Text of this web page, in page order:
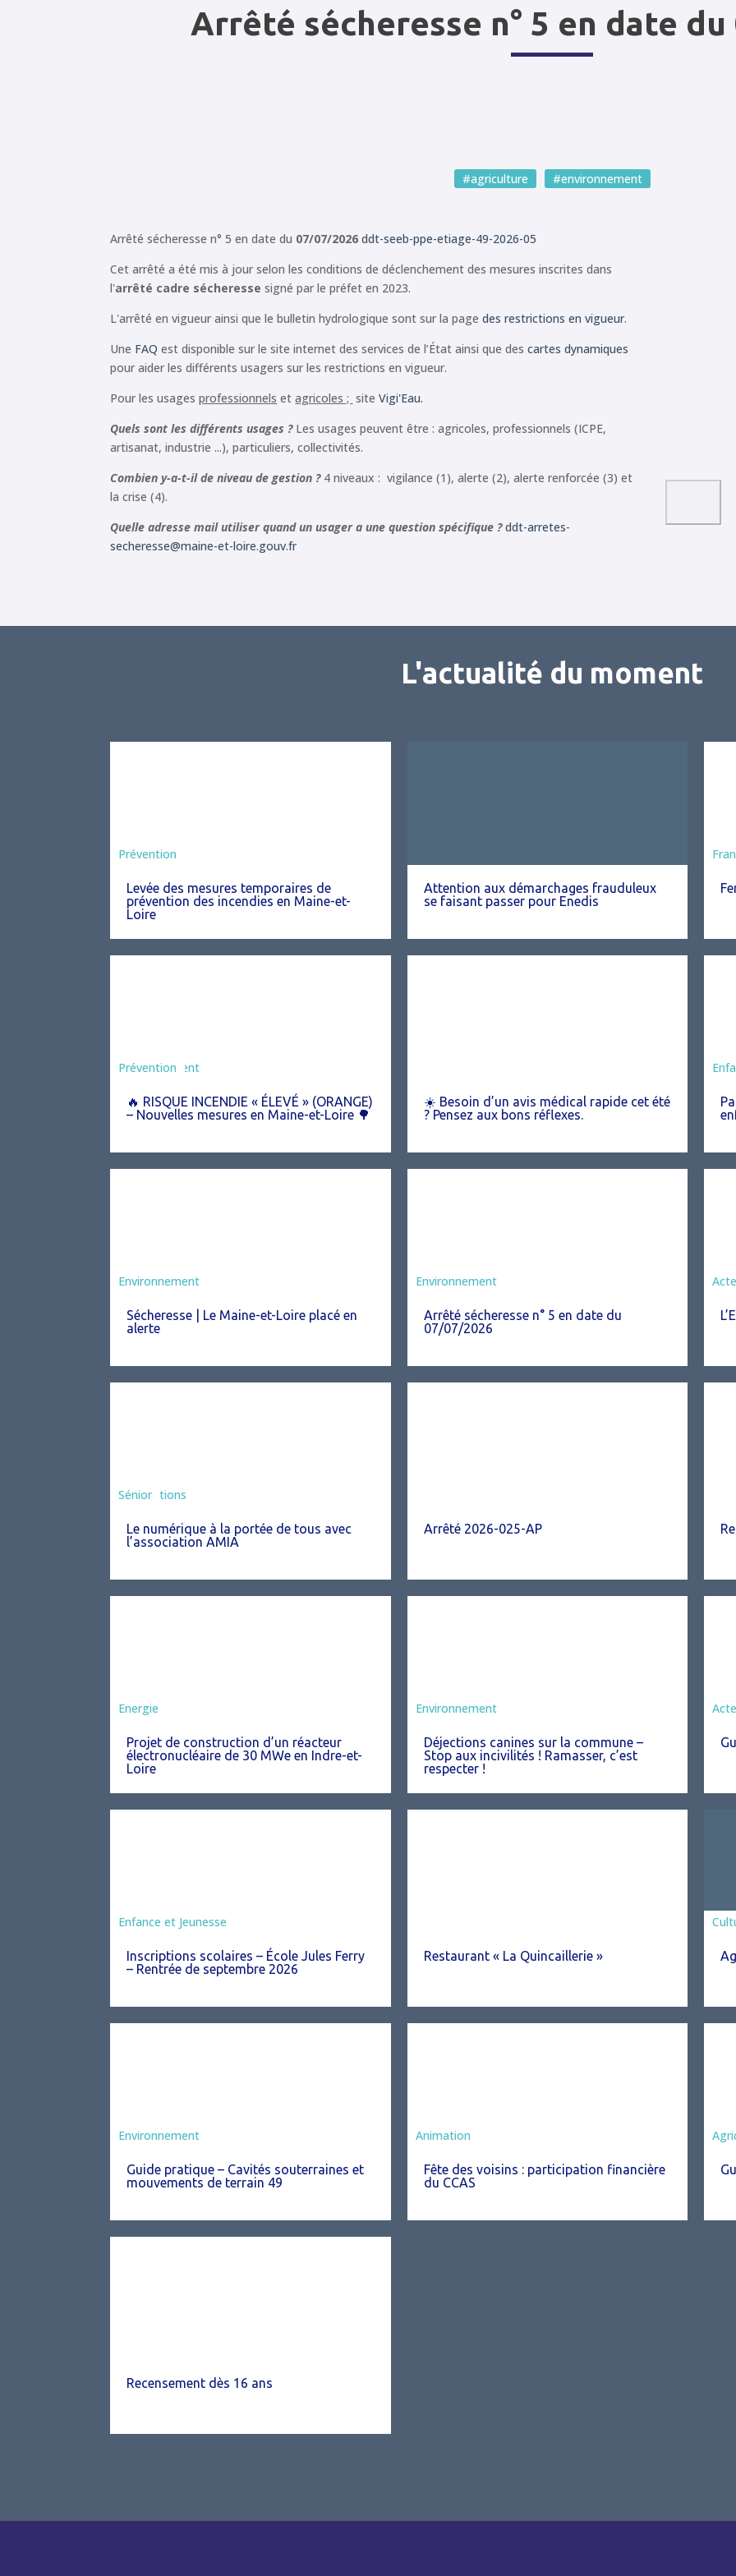
Arrêté sécheresse n° 5 en date
#agriculture #environnement
Arrêté sécheresse n° 5 en date du 07/07/2026 ddt-seeb-ppe-etiage-49-2026-05
Cet arrêté a été mis à jour selon les conditions de déclenchement des mesures inscrites dans
l'arrêté cadre sécheresse signé par le préfet en 2023.
L'arrêté en vigueur ainsi que le bulletin hydrologique sont sur la pagedes restrictions en vigueur.
Une FAQ est disponible sur le site internet des services de l’État ainsi que descartes dynamiques
pour aider les différents usagers sur les restrictions en vigueur.
Pour les usagesprofessionnels etagricoles ; siteVigi'Eau.
Quels sont les différents usages ?Les usages peuvent être : agricoles, professionnels (ICPE,
artisanat, industrie ...), particuliers, collectivités.
Combien y-a-t-il de niveau de gestion ?4 niveaux : vigilance (1), alerte (2), alerte renforcée (3) et
la crise (4).
Quelle adresse mail utiliser quand un usager a une question spécifique ? ddt-arretes-
secheresse@maine-et-loire.gouv.fr
L'actualité du moment
Préfecture
Prévention
Levée des mesures temporaires de
prévention des incendies en Maine-et-
Loire
Attention aux démarchages frauduleux
se faisant passer pour Enedis
Agriculture
Arrêté
Environnement
Prévention
🔥 RISQUE INCENDIE « ÉLEVÉ » (ORANGE)
– Nouvelles mesures en Maine-et-Loire 🌳
☀️ Besoin d’un avis médical rapide cet été
? Pensez aux bons réflexes.
Environnement
Sécheresse | Le Maine-et-Loire placé en
alerte
Agriculture
Environnement
Arrêté sécheresse n° 5 en date du
07/07/2026
Associations
Sénior
Le numérique à la portée de tous avec
l’association AMIA
Arrêté 2026-025-AP
Energie
Projet de construction d’un réacteur
électronucléaire de 30 MWe en Indre-et-
Loire
Environnement
Déjections canines sur la commune –
Stop aux incivilités ! Ramasser, c’est
respecter !
Enfance et Jeunesse
Inscriptions scolaires – École Jules Ferry
– Rentrée de septembre 2026
Restaurant « La Quincaillerie »
Environnement
Guide pratique – Cavités souterraines et
mouvements de terrain 49
Animation
Fête des voisins : participation financière
du CCAS
Recensement dès 16 ans